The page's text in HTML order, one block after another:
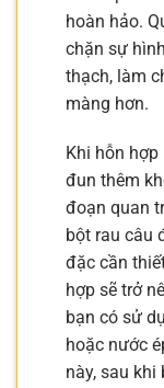
hoàn hảo.
chặn sự
thạch, làm
màng hơn.
Khi hỗn
đun thêm
đoạn quan
bột rau câu
đặc cần
hợp sẽ trở
bạn có sử
hoặc nước
này, sau